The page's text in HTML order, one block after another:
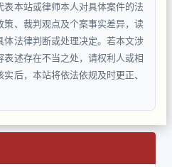
表本站或律师本人对具体案件的法
策、裁判观点及个案事实差异，读
体法律判断或处理决定。若本文涉
表述存在不当之处，请权利人或相
后，本站将依法依规及时更正、